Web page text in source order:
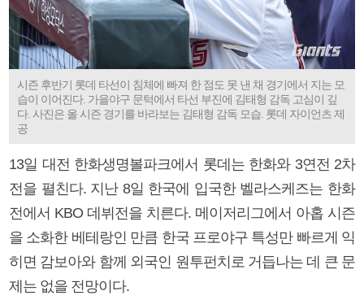
시즌 후반기 롯데 타선이 침체에 빠져 한 점도 못 낸 채 경기에서 지는 모
습이 이어진다. 가을야구 문턱에서 타선 부진에 김태형 감독 고심이 깊
다. 사진은 올 시즌 경기를 바라보는 김태형 감독 모습. 롯데 자이언츠 제
공
13일 대전 한화생명볼파크에서 롯데는 한화와 3연전 2차
전을 펼친다. 지난 8일 한국에 입국한 벨라스케즈는 한화
전에서 KBO 데뷔전을 치른다. 메이저리그에서 아홉 시즌
을 소화한 베테랑인 만큼 한국 프로야구 특성만 빠르게 익
히면 감보아와 함께 외국인 원투펀치로 거듭나는 데 큰 문
제는 없을 전망이다.